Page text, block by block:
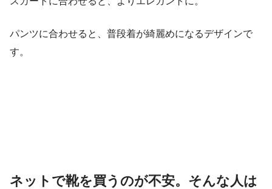
パンツに合わせると、普段着が綺麗めになるデザインで
す。
ネットで靴を買うのが不安。そんな人は